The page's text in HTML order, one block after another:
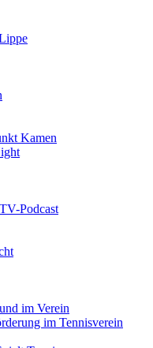
Kamen
Podcast
im Verein
im Tennisverein